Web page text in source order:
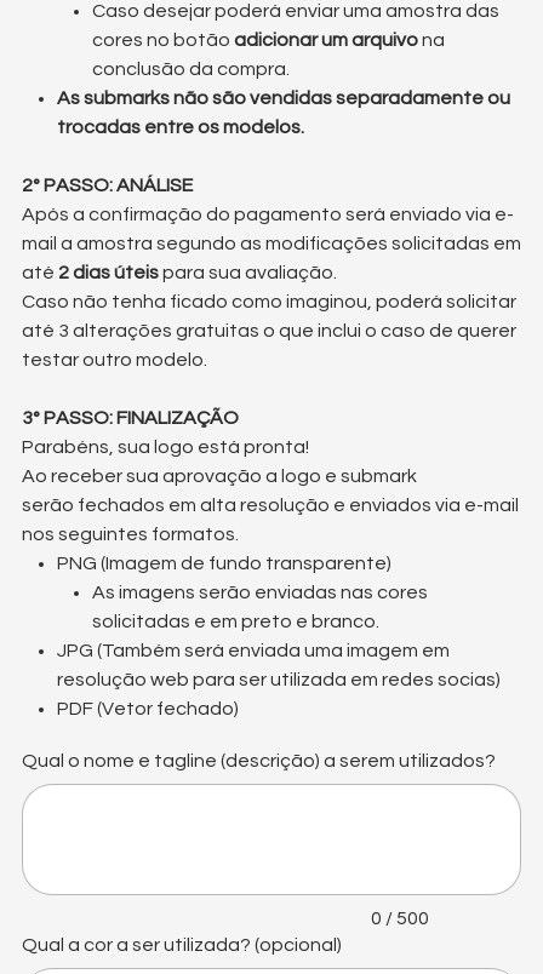
Caso desejar poderá enviar uma amostra das
cores no botão adicionar um arquivona
conclusão da compra.
As submarks não são vendidas separadamente ou
trocadas entre os modelos.
2° PASSO: ANÁLISE
Após a confirmação do pagamento será enviado via e-
mail a amostra segundo as modificações solicitadas em
até 2 dias úteispara sua avaliação.
Caso não tenha ficado como imaginou, poderá solicitar
até 3 alterações gratuitas o que inclui o caso de querer
testar outro modelo.
3° PASSO: FINALIZAÇÃO
Parabéns, sua logo está pronta!
Ao receber sua aprovação a logo e submark
serão fechados em alta resolução e enviados via e-mail
nos seguintes formatos.
PNG (Imagem de fundo transparente)
As imagens serão enviadas nas cores
solicitadas e em preto e branco.
JPG (Também será enviada uma imagem em
resolução web para ser utilizada em redes socias)
PDF (Vetor fechado)
Qual o nome e tagline (descrição) a serem utilizados?
500
caracteres.
0 / 500
Qual a cor a ser utilizada? (opcional)